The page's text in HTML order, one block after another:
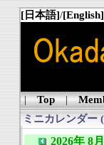
[日本語]/[English]
|Top|
ミニカレンダー
2026年 8月